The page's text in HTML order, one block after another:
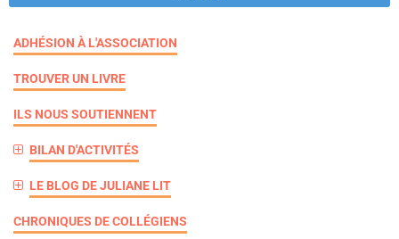
ADHÉSION À L'ASSOCIATION
TROUVER UN LIVRE
ILS NOUS SOUTIENNENT
BILAN D'ACTIVITÉS
LE BLOG DE JULIANE LIT
CHRONIQUES DE COLLÉGIENS